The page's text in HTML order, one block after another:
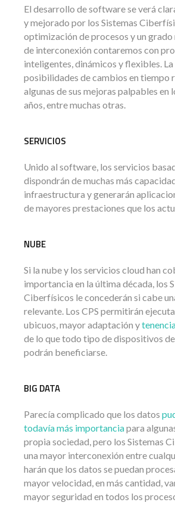
El desarrollo de software se verá
y mejorado por los Sistemas
optimización de procesos y un grado
de interconexión contaremos con
inteligentes, dinámicos y flexibles.
posibilidades de cambios en tiempo
algunas de sus mejoras palpables en
años, entre muchas otras.
SERVICIOS
Unido al software, los servicios
dispondrán de muchas más
infraestructura y generarán
de mayores prestaciones que los
NUBE
Si la nube y los servicios cloud han
importancia en la última década, los
Ciberfísicos le concederán si cabe
relevante. Los CPS permitirán
ubicuos, mayor adaptación y
de lo que todo tipo de dispositivos
podrán beneficiarse.
BIG DATA
Parecía complicado que los datos
todavía más importanciapara
propia sociedad, pero los Sistemas
una mayor interconexión entre
harán que los datos se puedan
mayor velocidad, en más cantidad,
mayor seguridad en todos los